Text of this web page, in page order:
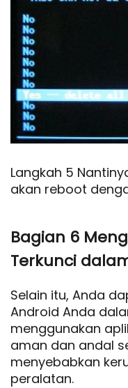
Langkah 5
akan reboot
Bagian 6
Terkunci
Selain itu, Anda
Android Anda
menggunakan
aman dan andal
menyebabkan
peralatan.